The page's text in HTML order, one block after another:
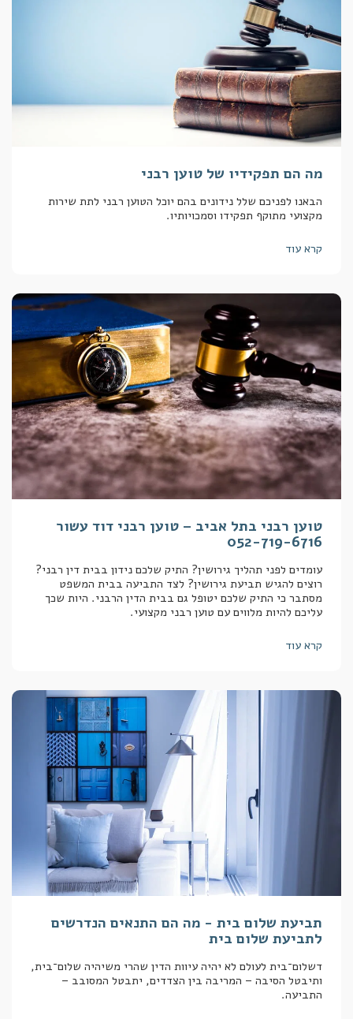
מה הם תפקידיו של טוען רבני
הבאנו לפניכם שלל נידונים בהם יוכל הטוען רבני לתת שירות
מקצועי מתוקף תפקידו וסמכויותיו.
קרא עוד
טוען רבני בתל אביב – טוען רבני דוד עשור
052-719-6716
עומדים לפני תהליך גירושין? התיק שלכם נידון בבית דין רבני?
רוצים להגיש תביעת גירושין? לצד התביעה בבית המשפט
מסתבר כי התיק שלכם יטופל גם בבית הדין הרבני. היות שכך
עליכם להיות מלווים עם טוען רבני מקצועי.
קרא עוד
תביעת שלום בית - מה הם התנאים הנדרשים
לתביעת שלום בית
דשלום־בית לעולם לא יהיה עיוות הדין שהרי משיהיה שלום־בית,
ותיבטל הסיבה – המריבה בין הצדדים, יתבטל המסובב –
התביעה.